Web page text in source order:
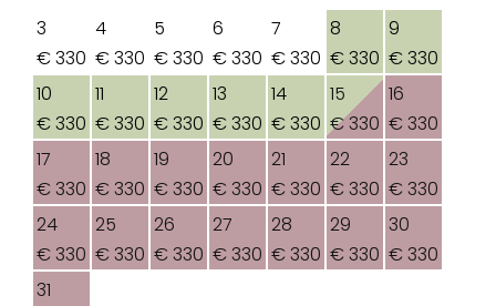
3
€ 330
4
€ 330
5
€ 330
6
€ 330
7
€ 330
8
€ 330
9
€ 330
10
€ 330
11
€ 330
12
€ 330
13
€ 330
14
€ 330
15
€ 330
16
€ 330
17
€ 330
18
€ 330
19
€ 330
20
€ 330
21
€ 330
22
€ 330
23
€ 330
24
€ 330
25
€ 330
26
€ 330
27
€ 330
28
€ 330
29
€ 330
30
€ 330
31